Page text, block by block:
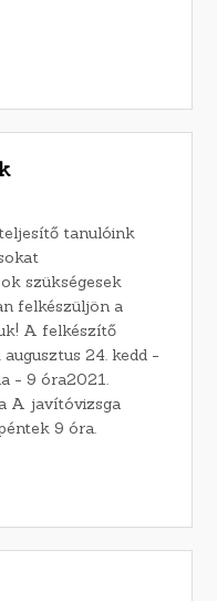
tanulóink
szükségesek
felkészüljön a
A felkészítő
24. kedd -
- 9 óra2021.
A javítóvizsga
9 óra.